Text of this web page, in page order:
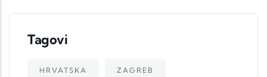
Tagovi
HRVATSKA ZAGREB